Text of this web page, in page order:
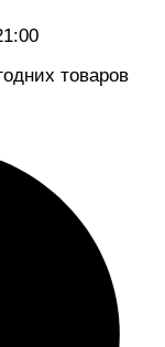
товаров